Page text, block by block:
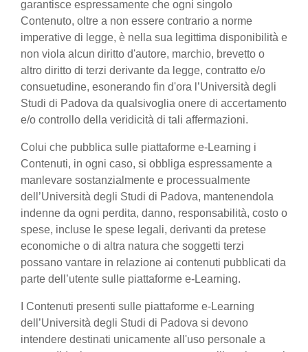
garantisce espressamente che ogni singolo
Contenuto, oltre a non essere contrario a norme
imperative di legge, è nella sua legittima disponibilità e
non viola alcun diritto d'autore, marchio, brevetto o
altro diritto di terzi derivante da legge, contratto e/o
consuetudine, esonerando fin d'ora l’Università degli
Studi di Padova da qualsivoglia onere di accertamento
e/o controllo della veridicità di tali affermazioni.
Colui che pubblica sulle piattaforme e-Learning i
Contenuti, in ogni caso, si obbliga espressamente a
manlevare sostanzialmente e processualmente
dell’Università degli Studi di Padova, mantenendola
indenne da ogni perdita, danno, responsabilità, costo o
spese, incluse le spese legali, derivanti da pretese
economiche o di altra natura che soggetti terzi
possano vantare in relazione ai contenuti pubblicati da
parte dell’utente sulle piattaforme e-Learning.
I Contenuti presenti sulle piattaforme e-Learning
dell’Università degli Studi di Padova si devono
intendere destinati unicamente all'uso personale a